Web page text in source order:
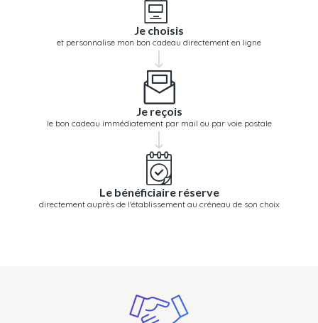
Je choisis
et personnalise mon bon cadeau directement en ligne
Je reçois
le bon cadeau immédiatement par mail ou par voie postale
Le bénéficiaire réserve
directement auprès de l'établissement au créneau de son choix